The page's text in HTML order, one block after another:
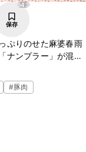
643
保存
ぷりのせた麻婆春雨
ナンプラー」が混ざ
ア料理好きにはぜひ
#豚肉